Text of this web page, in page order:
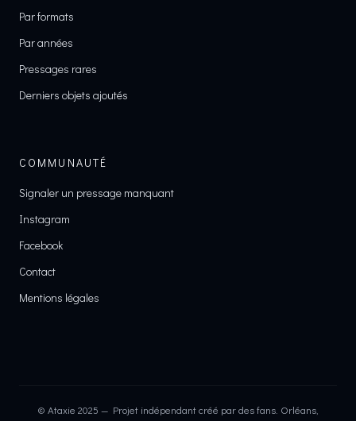
Par formats
Par années
Pressages rares
Derniers objets ajoutés
COMMUNAUTÉ
Signaler un pressage manquant
Instagram
Facebook
Contact
Mentions légales
© Ataxie 2025 — Projet indépendant créé par des fans. Orléans,